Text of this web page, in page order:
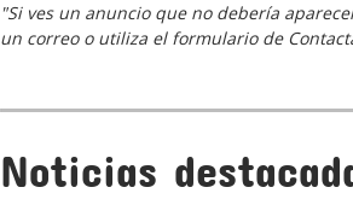
"Si ves un anuncio que no debería
un correo o utiliza el formulario de
Noticias